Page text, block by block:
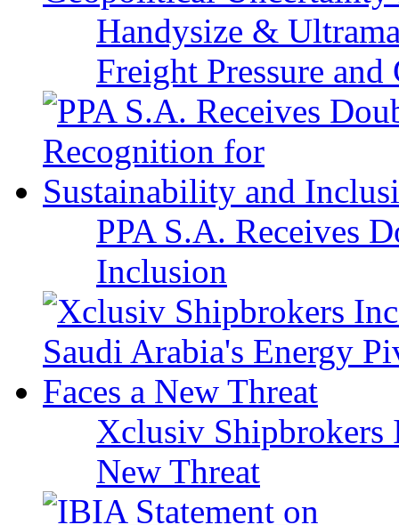
Handysize &
Freight Pressure
PPA S.A. Receives
Inclusion
Xclusiv Shipbrokers
New Threat